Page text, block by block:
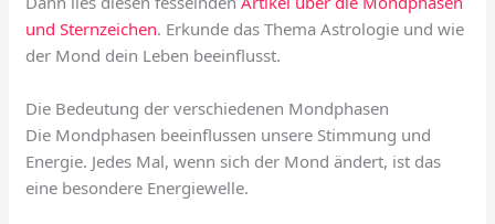
und Sternzeichen. Erkunde das Thema Astrologie und wie
der Mond dein Leben beeinflusst.
Die Bedeutung der verschiedenen Mondphasen
Die Mondphasen beeinflussen unsere Stimmung und
Energie. Jedes Mal, wenn sich der Mond ändert, ist das
eine besondere Energiewelle.